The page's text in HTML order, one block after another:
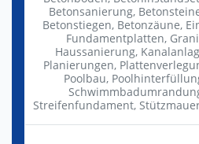
Betonsanierung,
Betonstiegen, Betonzäune,
Fundamentplatten,
Haussanierung,
Planierungen,
Poolbau,
Streifenfundament,